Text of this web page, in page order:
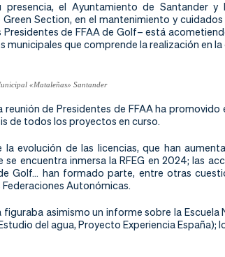
presencia, el Ayuntamiento de Santander
Section, en el mantenimiento y
de FFAA de Golf– está
municipales que comprende la realización en
«Mataleñas» Santander
reunión de Presidentes de FFAA ha
de todos los proyectos en curso.
la evolución de las licencias, que han
se encuentra inmersa la RFEG en 2024; las
Golf… han formado parte, entre otras
Federaciones Autonómicas.
figuraba asimismo un informe sobre la
del agua, Proyecto Experiencia